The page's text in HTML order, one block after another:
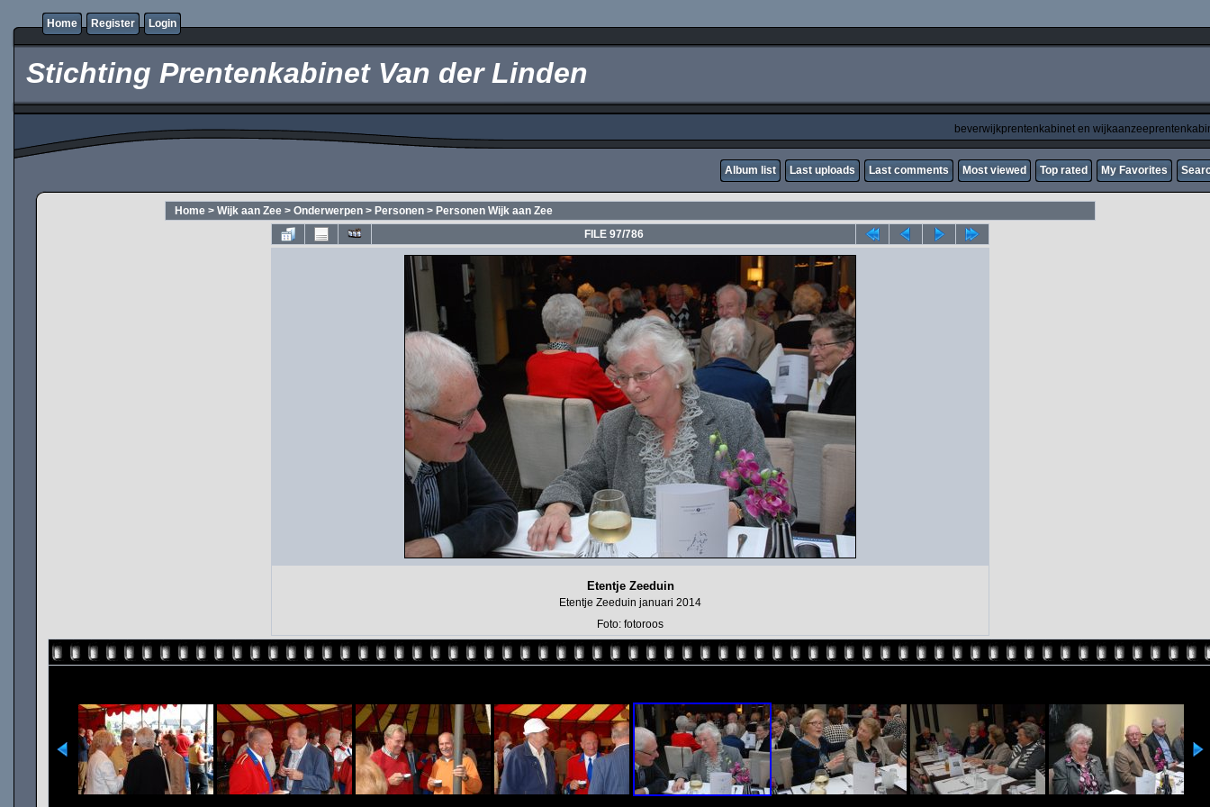
Home Register Login
Stichting Prentenkabinet Van der Linden
beverwijkprentenkabinet en
Album list Last uploads Last comments Most viewed Top rated My Favorites
Home > Wijk aan Zee > Onderwerpen > Personen > Personen Wijk aan Zee
FILE 97/786
Etentje Zeeduin
Etentje Zeeduin januari 2014
Foto: fotoroos